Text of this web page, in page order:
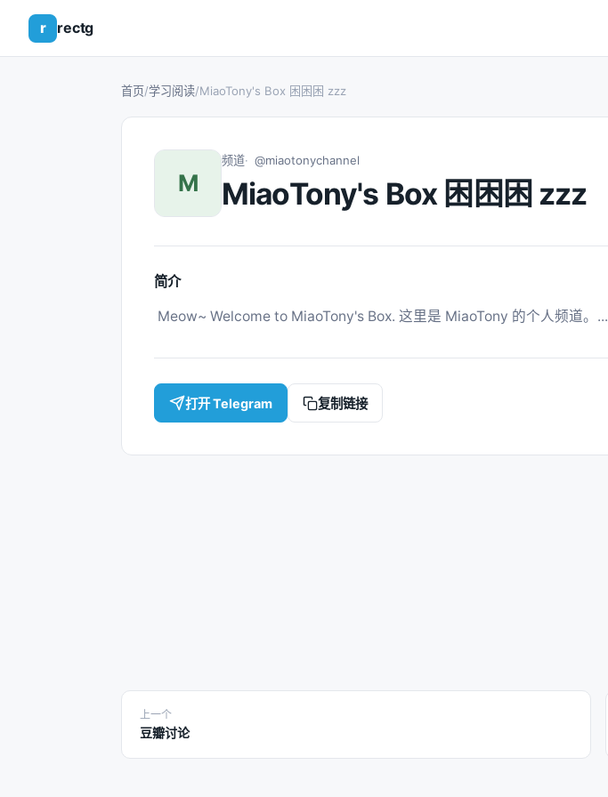
r rectg
首页/学习阅读/MiaoTony's Box 困困困 zzz
M
频道 @miaotonychannel
MiaoTony's Box 困困困 zzz
简介
Meow~ Welcome to MiaoTony's Box. 这里是 MiaoTony 的个人频道。...
打开 Telegram 复制链接
上一个
豆瓣讨论